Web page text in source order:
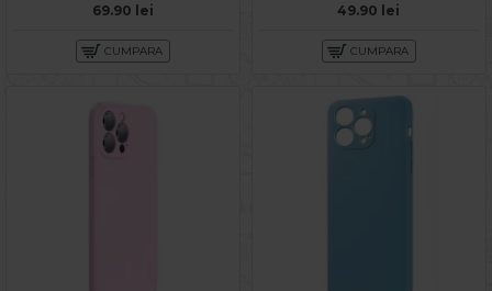
69.90 lei
CUMPARA
49.90 lei
CUMPARA